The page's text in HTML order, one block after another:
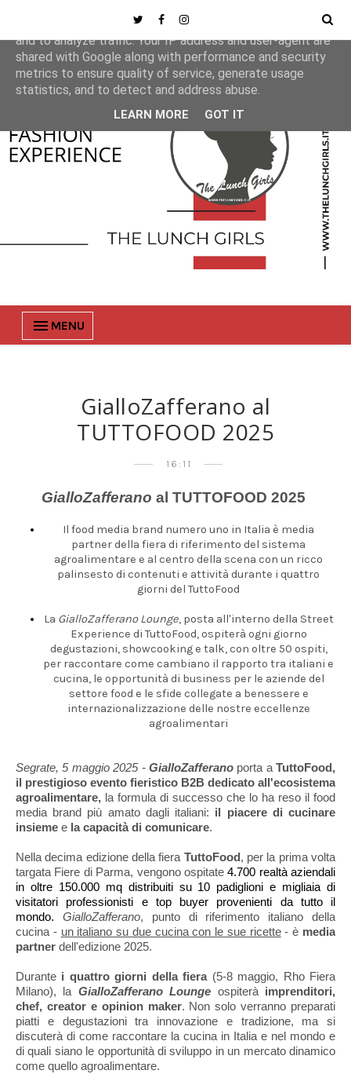
MENU
GialloZafferano al
TUTTOFOOD 2025
16:11
GialloZafferano al TUTTOFOOD 2025
Il food media brand numero uno in Italia è media
partner della fiera di riferimento del sistema
agroalimentare e al centro della scena con un ricco
palinsesto di contenuti e attività durante i quattro
giorni del TuttoFood
La GialloZafferano Lounge, posta all'interno della Street
Experience di TuttoFood, ospiterà ogni giorno
degustazioni, showcooking e talk, con oltre 50 ospiti,
per raccontare come cambiano il rapporto tra italiani e
cucina, le opportunità di business per le aziende del
settore food e le sfide collegate a benessere e
internazionalizzazione delle nostre eccellenze
agroalimentari
Segrate, 5 maggio 2025 - GialloZafferano porta a TuttoFood,
il prestigioso evento fieristico B2B dedicato all'ecosistema
agroalimentare, la formula di successo che lo ha reso il food
media brand più amato dagli italiani: il piacere di cucinare
insieme e la capacità di comunicare.
Nella decima edizione della fiera TuttoFood , per la prima volta
targata Fiere di Parma, vengono ospitate4.700 realtà aziendali
in oltre 150.000 mq distribuiti su 10 padiglioni e migliaia di
visitatori professionisti e top buyer provenienti da tutto il
mondo. GialloZafferano, punto di riferimento italiano della
cucina - un italiano su due cucina con le sue ricette- è media
partner dell'edizione 2025.
Durante i quattro giorni della fiera(5-8 maggio, Rho Fiera
Milano), la GialloZafferano Lounge ospiterà imprenditori,
chef, creator e opinion maker. Non solo verranno preparati
piatti e degustazioni tra innovazione e tradizione, ma si
discuterà di come raccontare la cucina in Italia e nel mondo e
di quali siano le opportunità di sviluppo in un mercato dinamico
come quello agroalimentare.
This site uses cookies from Google to deliver its services
and to analyze traffic. Your IP address and user-agent are
shared with Google along with performance and security
metrics to ensure quality of service, generate usage
statistics, and to detect and address abuse.
LEARN MORE GOT IT